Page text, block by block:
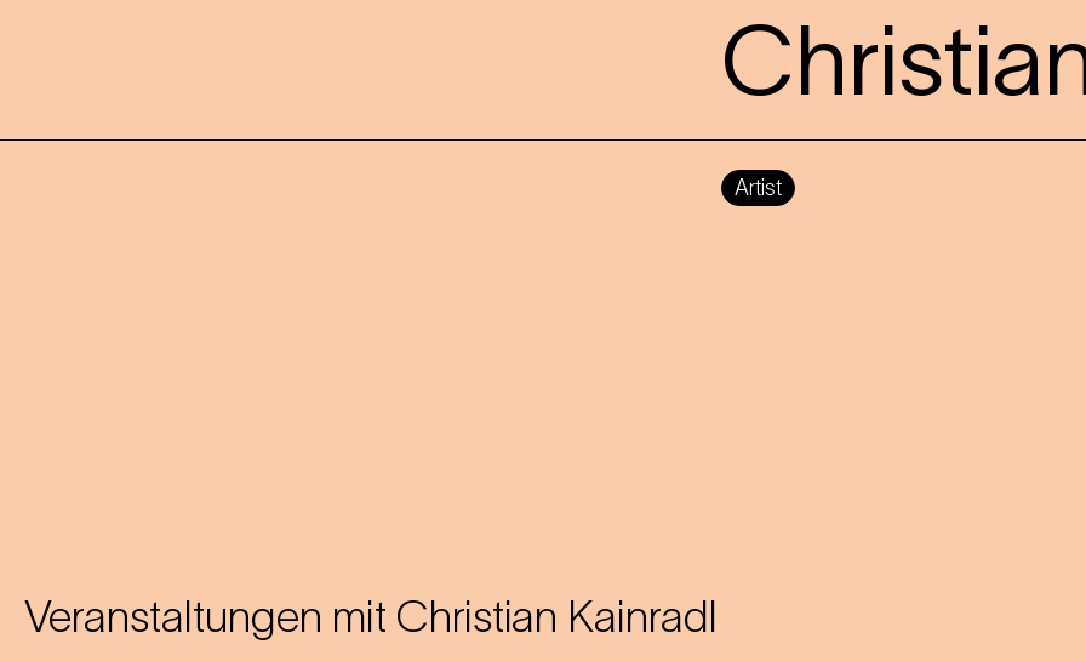
Artist
Veranstaltungen mit Christian Kainradl